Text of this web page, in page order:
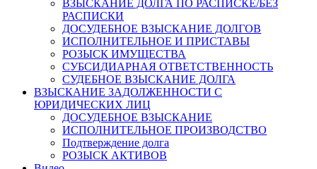
ВЗЫСКАНИЕ ДОЛГА ПО РАСПИСКЕ/БЕЗ
РАСПИСКИ
ДОСУДЕБНОЕ ВЗЫСКАНИЕ ДОЛГОВ
ИСПОЛНИТЕЛЬНОЕ И ПРИСТАВЫ
РОЗЫСК ИМУЩЕСТВА
СУБСИДИАРНАЯ ОТВЕТСТВЕННОСТЬ
СУДЕБНОЕ ВЗЫСКАНИЕ ДОЛГА
ВЗЫСКАНИЕ ЗАДОЛЖЕННОСТИ С
ЮРИДИЧЕСКИХ ЛИЦ
ДОСУДЕБНОЕ ВЗЫСКАНИЕ
ИСПОЛНИТЕЛЬНОЕ ПРОИЗВОДСТВО
Подтверждение долга
РОЗЫСК АКТИВОВ